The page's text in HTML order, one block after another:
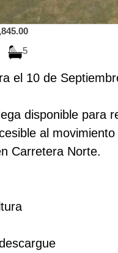
5
el 10 de
disponible para
al
Carretera Norte.